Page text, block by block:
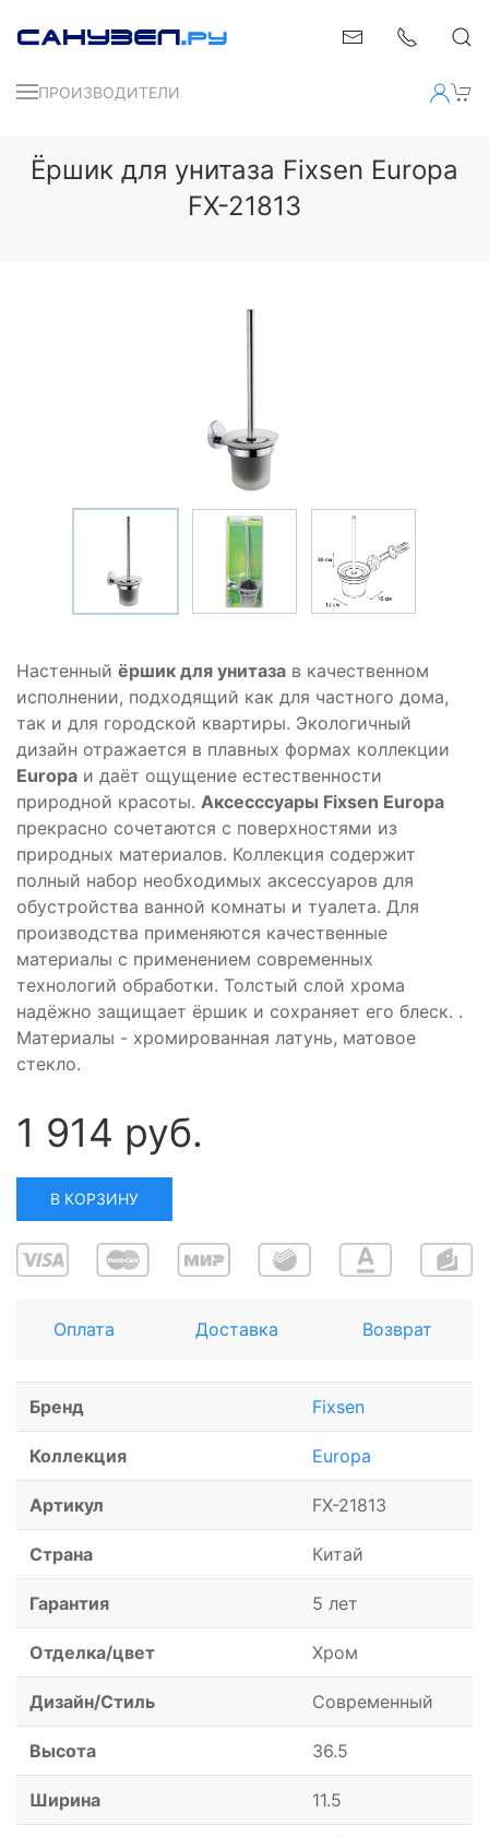
ПРОИЗВОДИТЕЛИ
Ёршик для унитаза Fixsen Europa
FX-21813
Настенный ёршик для унитаза в качественном
исполнении, подходящий как для частного дома,
так и для городской квартиры. Экологичный
дизайн отражается в плавных формах коллекции
Europa и даёт ощущение естественности
природной красоты. Аксесссуары Fixsen Europa
прекрасно сочетаются с поверхностями из
природных материалов. Коллекция содержит
полный набор необходимых аксессуаров для
обустройства ванной комнаты и туалета. Для
производства применяются качественные
материалы с применением современных
технологий обработки. Толстый слой хрома
надёжно защищает ёршик и сохраняет его блеск. .
Материалы - хромированная латунь, матовое
стекло.
1 914 руб.
В КОРЗИНУ
Оплата Доставка Возврат
Бренд Fixsen
Коллекция Europa
Артикул FX-21813
Страна Китай
Гарантия 5 лет
Отделка/цвет Хром
Дизайн/Стиль Современный
Высота 36.5
Ширина 11.5